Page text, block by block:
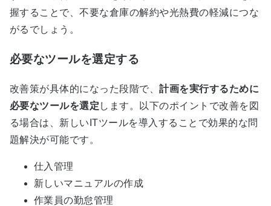
握することで、不要な倉庫の解約や光熱費の軽減につな
がるでしょう。
必要なツールを選定する
改善策が具体的になった段階で、計画を実行するために
必要なツールを選定 します。以下のポイントで改善を図
る場合は、新しいITツールを導入することで効果的な問
題解決が可能です。
仕入管理
新しいマニュアルの作成
作業員の勤怠管理